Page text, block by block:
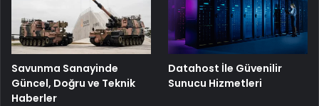
Savunma Sanayinde
Güncel, Doğru ve Teknik
Haberler
Datahost İle Güvenilir
Sunucu Hizmetleri